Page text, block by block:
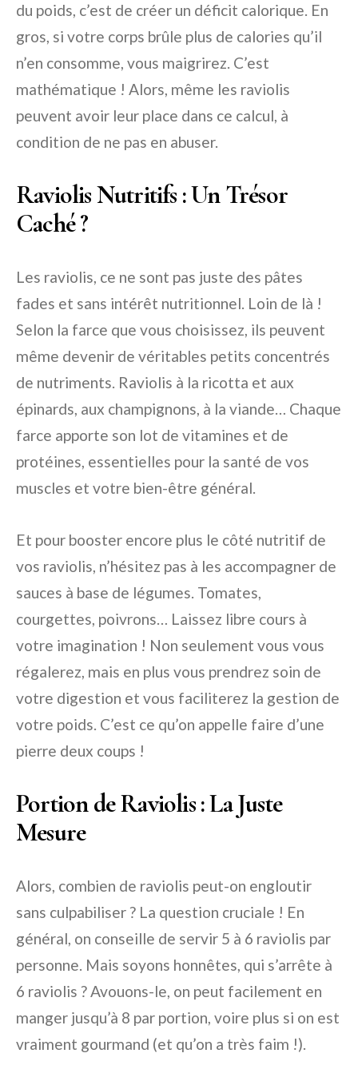
du poids, c’est de créer un déficit calorique. En
gros, si votre corps brûle plus de calories qu’il
n’en consomme, vous maigrirez. C’est
mathématique ! Alors, même les raviolis
peuvent avoir leur place dans ce calcul, à
condition de ne pas en abuser.
Raviolis Nutritifs : Un Trésor
Caché ?
Les raviolis, ce ne sont pas juste des pâtes
fades et sans intérêt nutritionnel. Loin de là !
Selon la farce que vous choisissez, ils peuvent
même devenir de véritables petits concentrés
de nutriments. Raviolis à la ricotta et aux
épinards, aux champignons, à la viande… Chaque
farce apporte son lot de vitamines et de
protéines, essentielles pour la santé de vos
muscles et votre bien-être général.
Et pour booster encore plus le côté nutritif de
vos raviolis, n’hésitez pas à les accompagner de
sauces à base de légumes. Tomates,
courgettes, poivrons… Laissez libre cours à
votre imagination ! Non seulement vous vous
régalerez, mais en plus vous prendrez soin de
votre digestion et vous faciliterez la gestion de
votre poids. C’est ce qu’on appelle faire d’une
pierre deux coups !
Portion de Raviolis : La Juste
Mesure
Alors, combien de raviolis peut-on engloutir
sans culpabiliser ? La question cruciale ! En
général, on conseille de servir 5 à 6 raviolis par
personne. Mais soyons honnêtes, qui s’arrête à
6 raviolis ? Avouons-le, on peut facilement en
manger jusqu’à 8 par portion, voire plus si on est
vraiment gourmand (et qu’on a très faim !).